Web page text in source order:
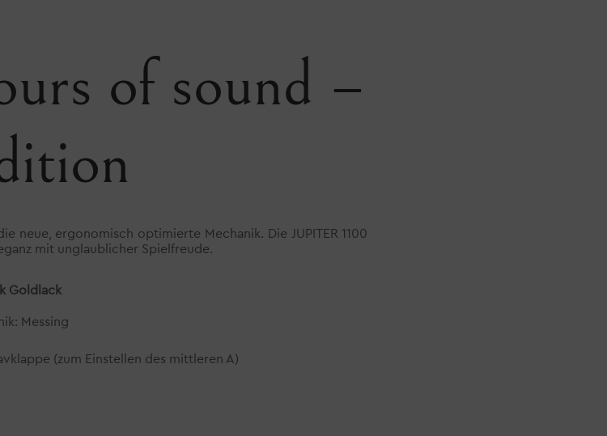
of sound –
neue, ergonomisch optimierte Mechanik. Die JUPITER 1100
mit unglaublicher Spielfreude.
Goldlack
Messing
(zum Einstellen des mittleren A)